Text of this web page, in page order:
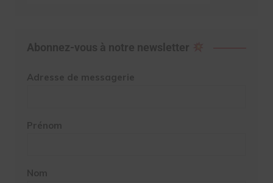
Abonnez-vous à notre newsletter
Adresse de messagerie
Prénom
Nom